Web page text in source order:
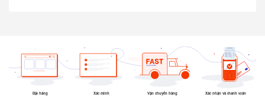
Đặt hàng Xác minh Vận chuyển hàng Xác nhận và thanh toán